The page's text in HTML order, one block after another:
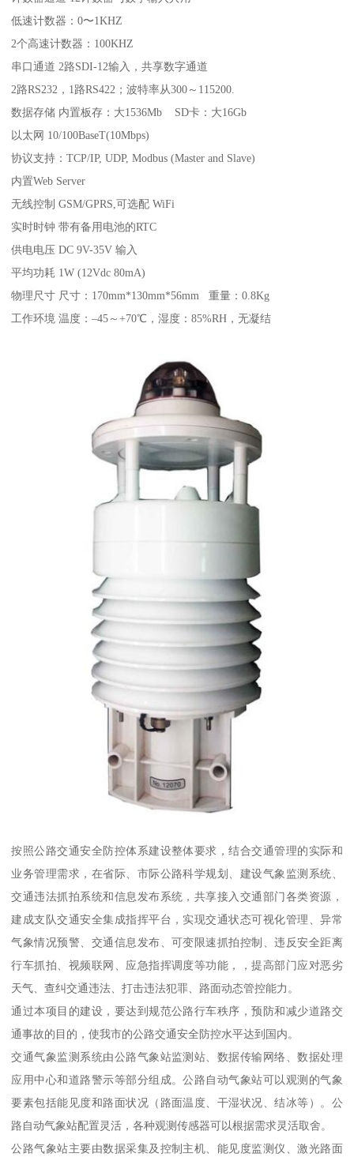
低速计数器：0〜1KHZ
2个高速计数器：100KHZ
串口通道 2路SDI-12输入，共享数字通道
2路RS232，1路RS422；波特率从300～115200.
数据存储 内置板存：大1536Mb SD卡：大16Gb
以太网 10/100BaseT(10Mbps)
协议支持：TCP/IP, UDP, Modbus (Master and Slave)
内置Web Server
无线控制 GSM/GPRS,可选配 WiFi
实时时钟 带有备用电池的RTC
供电电压 DC 9V-35V 输入
平均功耗 1W (12Vdc 80mA)
物理尺寸 尺寸：170mm*130mm*56mm 重量：0.8Kg
工作环境 温度：–45～+70℃，湿度：85%RH，无凝结
按照公路交通安全防控体系建设整体要求，结合交通管理的实际和
业务管理需求，在省际、市际公路科学规划、建设气象监测系统、
交通违法抓拍系统和信息发布系统，共享接入交通部门各类资源，
建成支队交通安全集成指挥平台，实现交通状态可视化管理、异常
气象情况预警、交通信息发布、可变限速抓拍控制、违反安全距离
行车抓拍、视频联网、应急指挥调度等功能，，提高部门应对恶劣
天气、查纠交通违法、打击违法犯罪、路面动态管控能力。
通过本项目的建设，要达到规范公路行车秩序，预防和减少道路交
通事故的目的，使我市的公路交通安全防控水平达到国内。
交通气象监测系统由公路气象站监测站、数据传输网络、数据处理
应用中心和道路警示等部分组成。公路自动气象站可以观测的气象
要素包括能见度和路面状况（路面温度、干湿状况、结冰等）。公
路自动气象站配置灵活，各种观测传感器可以根据需求灵活取舍。
公路气象站主要由数据采集及控制主机、能见度监测仪、激光路面